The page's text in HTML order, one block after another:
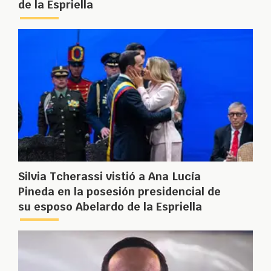
de la Espriella
Silvia Tcherassi vistió a Ana Lucía
Pineda en la posesión presidencial de
su esposo Abelardo de la Espriella